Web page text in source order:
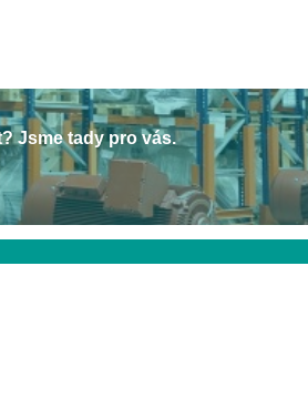
Jsme tady pro vás.